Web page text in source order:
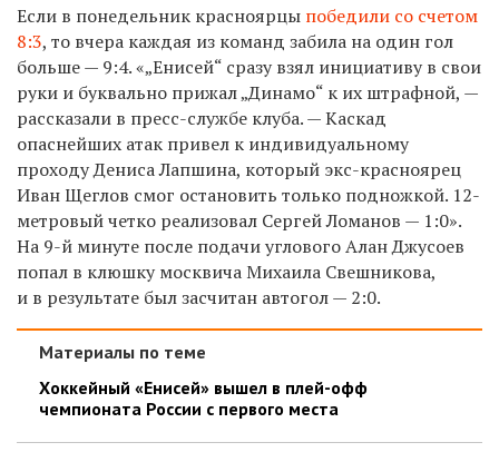
Если в понедельник красноярцы победили со счетом
8:3, то вчера каждая из команд забила на один гол
больше — 9:4. «„Енисей“ сразу взял инициативу в свои
руки и буквально прижал „Динамо“ к их штрафной, —
рассказали в пресс-службе клуба. — Каскад
опаснейших атак привел к индивидуальному
проходу Дениса Лапшина, который экс-красноярец
Иван Щеглов смог остановить только подножкой. 12-
метровый четко реализовал Сергей Ломанов — 1:0».
На 9-й минуте после подачи углового Алан Джусоев
попал в клюшку москвича Михаила Свешникова,
и в результате был засчитан автогол — 2:0.
Материалы по теме
Хоккейный «Енисей» вышел в плей-офф
чемпионата России с первого места